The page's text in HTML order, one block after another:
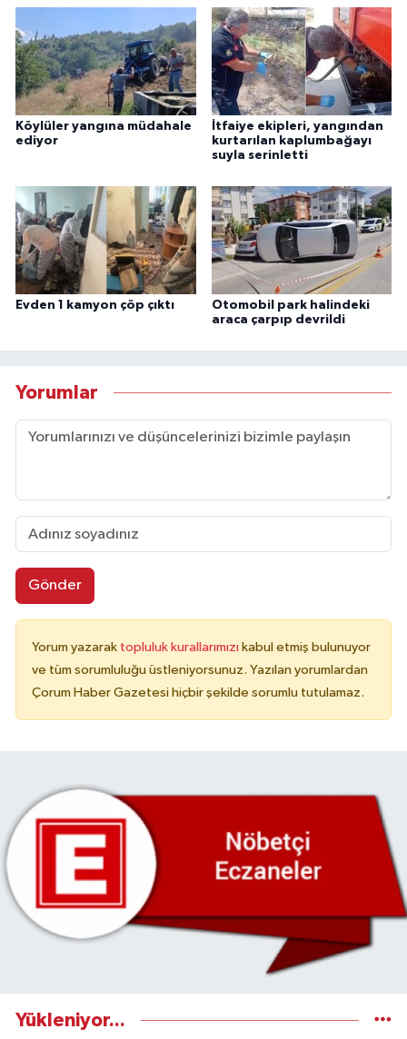
Köylüler yangına müdahale
ediyor
İtfaiye ekipleri, yangından
kurtarılan kaplumbağayı
suyla serinletti
Evden 1 kamyon çöp çıktı
Otomobil park halindeki
araca çarpıp devrildi
Yorumlar
Gönder
Yorum yazarak topluluk kurallarımızı kabul etmiş bulunuyor
ve tüm sorumluluğu üstleniyorsunuz. Yazılan yorumlardan
Çorum Haber Gazetesi hiçbir şekilde sorumlu tutulamaz.
Yükleniyor...